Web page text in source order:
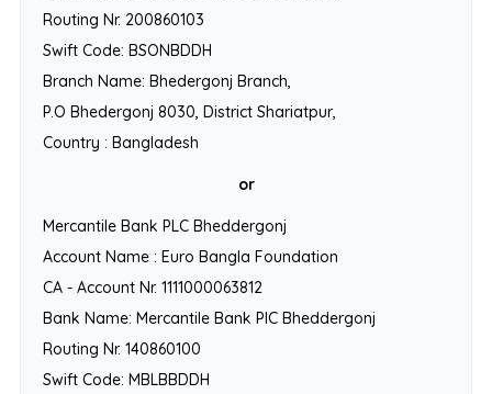
Routing Nr. 200860103
Swift Code: BSONBDDH
Branch Name: Bhedergonj Branch,
P.O Bhedergonj 8030, District Shariatpur,
Country : Bangladesh
or
Mercantile Bank PLC Bheddergonj
Account Name : Euro Bangla Foundation
CA - Account Nr. 1111000063812
Bank Name: Mercantile Bank PlC Bheddergonj
Routing Nr. 140860100
Swift Code: MBLBBDDH